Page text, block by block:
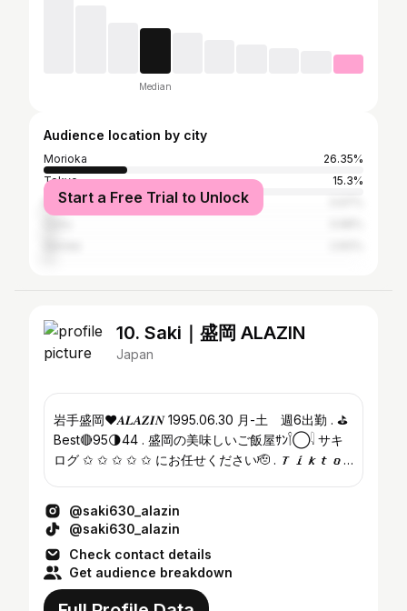
Median
Audience location by city
Morioka
26.35%
Tokyo
15.3%
Kitakami
Start a Free Trial to Unlock
10. Saki｜盛岡 ALAZIN
Japan
岩手盛岡❤︎𝑨𝑳𝑨𝒁𝑰𝑵 1995.06.30 月-土 週6出勤 . ⛳️
Best🔴95🌗44 . 盛岡の美味しいご飯屋ｻﾝ𓌉◯𓇋 サキ
ログ ✩ ✩ ✩ ✩ ✩ にお任せください🫡 . 𝑻𝒊𝒌𝒕𝒐𝒌ﾌｫﾛｰお
@saki630_alazin
@saki630_alazin
Check contact details
Get audience breakdown